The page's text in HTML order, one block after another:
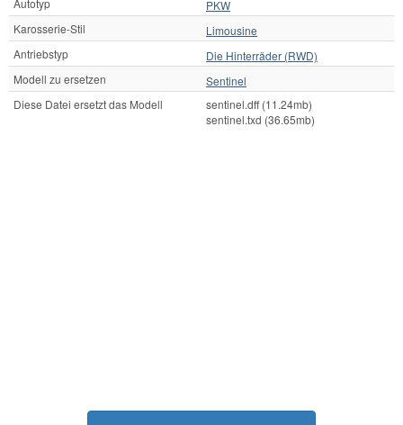
Autotyp
PKW
Karosserie-Stil
Limousine
Antriebstyp
Die Hinterräder (RWD)
Modell zu ersetzen
Sentinel
Diese Datei ersetzt das Modell
sentinel.dff (11.24mb)
sentinel.txd (36.65mb)